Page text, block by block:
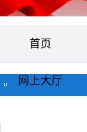
首页
网上大厅